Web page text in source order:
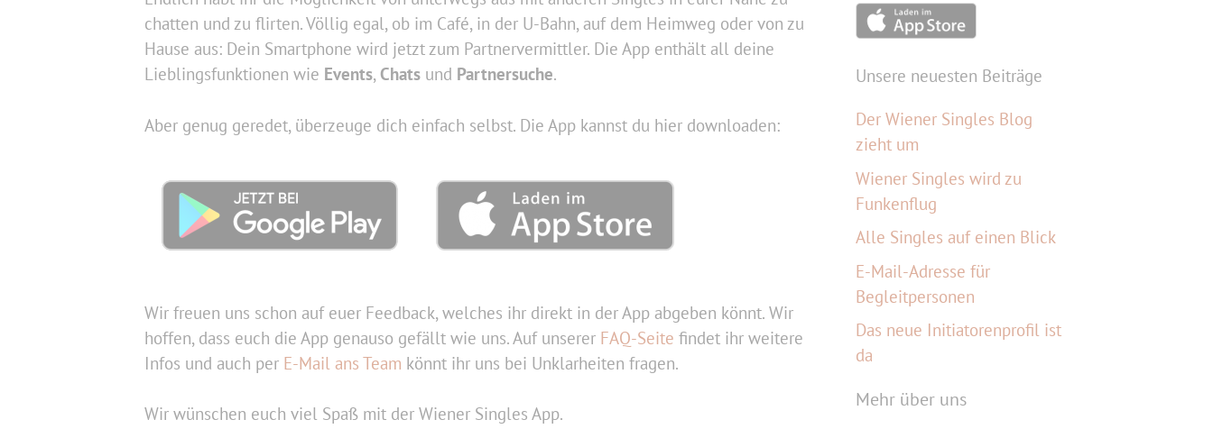
chatten und zu flirten. Völlig egal, ob im Café, in der U-Bahn, auf dem Heimweg oder von zu
Hause aus: Dein Smartphone wird jetzt zum Partnervermittler. Die App enthält all deine
Lieblingsfunktionen wie Events, Chats und Partnersuche.
Aber genug geredet, überzeuge dich einfach selbst. Die App kannst du hier downloaden:
Wir freuen uns schon auf euer Feedback, welches ihr direkt in der App abgeben könnt. Wir
hoffen, dass euch die App genauso gefällt wie uns. Auf unserer FAQ-Seite findet ihr weitere
Infos und auch per E-Mail ans Team könnt ihr uns bei Unklarheiten fragen.
Wir wünschen euch viel Spaß mit der Wiener Singles App.
Unsere neuesten Beiträge
Der Wiener Singles Blog
zieht um
Wiener Singles wird zu
Funkenflug
Alle Singles auf einen Blick
E-Mail-Adresse für
Begleitpersonen
Das neue Initiatorenprofil ist
da
Mehr über uns